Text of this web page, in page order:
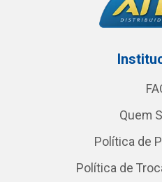
Quem
Política de
Política de